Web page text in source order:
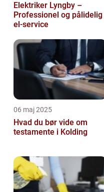
Elektriker Lyngby –
Professionel og pålidelig
el-service
06 maj 2025
Hvad du bør vide om
testamente i Kolding